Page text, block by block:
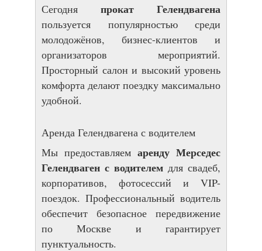
Сегодня прокат Гелендвагена
пользуется популярностью среди
молодожёнов, бизнес-клиентов и
организаторов мероприятий.
Просторный салон и высокий уровень
комфорта делают поездку максимально
удобной.
Аренда Гелендвагена с водителем
Мы предоставляем аренду Мерседес
Гелендваген с водителем для свадеб,
корпоративов, фотосессий и VIP-
поездок. Профессиональный водитель
обеспечит безопасное передвижение
по Москве и гарантирует
пунктуальность.